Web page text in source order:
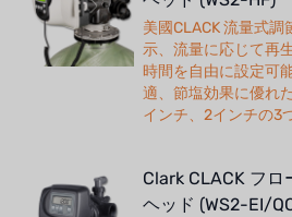
美國CLACK 流量式
示、流量に応じて再
時間を自由に設定可
適、節塩効果に優れ
インチ、2インチの3
Clark CLACK フ
ヘッド (WS2-EI/